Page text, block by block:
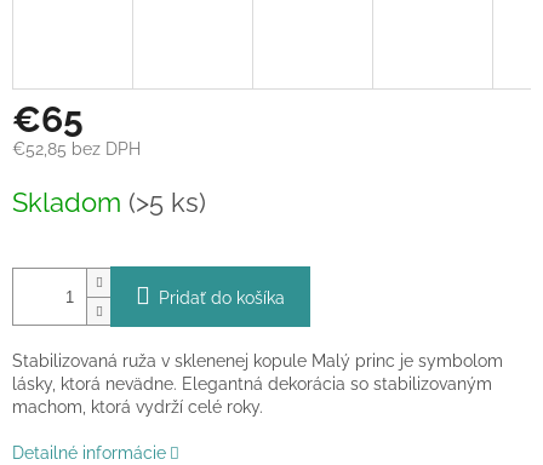
€65
€52,85 bez DPH
cena:
Skladom (>5 ks)
Pridať do košíka
Stabilizovaná ruža v sklenenej kopule Malý princ je symbolom
lásky, ktorá nevädne. Elegantná dekorácia so stabilizovaným
machom, ktorá vydrží celé roky.
Detailné informácie